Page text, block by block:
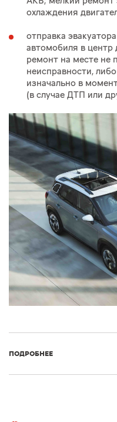
охлаждения
отправка
автомобиля в центр
ремонт на месте не
неисправности,
изначально в
(в случае ДТП или
ПОДРОБНЕЕ